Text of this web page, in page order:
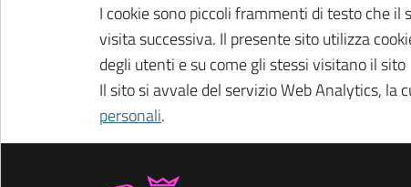
I cookie sono piccoli frammenti di testo che
visita successiva. Il presente sito utilizza
degli utenti e su come gli stessi visitano il sito
Il sito si avvale del servizio Web Analytics, la
personali.